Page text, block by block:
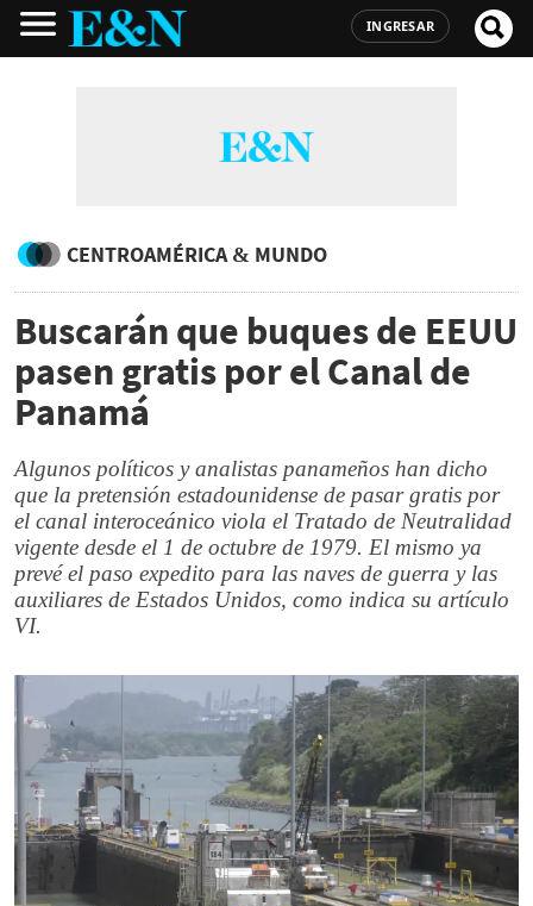
INGRESAR
CENTROAMÉRICA & MUNDO
Buscarán que buques de EEUU
pasen gratis por el Canal de
Panamá
Algunos políticos y analistas panameños han dicho
que la pretensión estadounidense de pasar gratis por
el canal interoceánico viola el Tratado de Neutralidad
vigente desde el 1 de octubre de 1979. El mismo ya
prevé el paso expedito para las naves de guerra y las
auxiliares de Estados Unidos, como indica su artículo
VI.